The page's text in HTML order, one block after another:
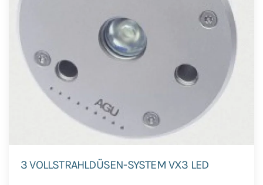
3 VOLLSTRAHLDÜSEN-SYSTEM VX3 LED